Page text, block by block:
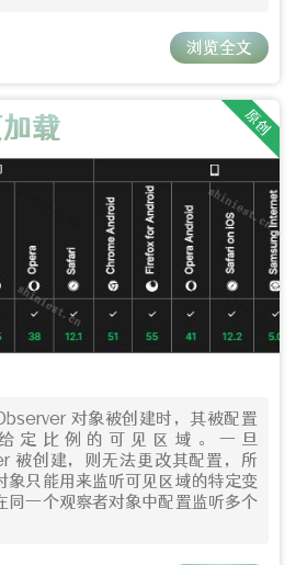
浏览全文
载 原创
对象被创建时，其被配置
定比例的可见区域。一旦
被创建，则无法更改其配置，所
象只能用来监听可见区域的特定变
同一个观察者对象中配置监听多个